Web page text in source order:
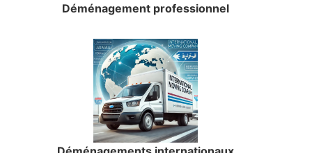
Déménagement professionnel